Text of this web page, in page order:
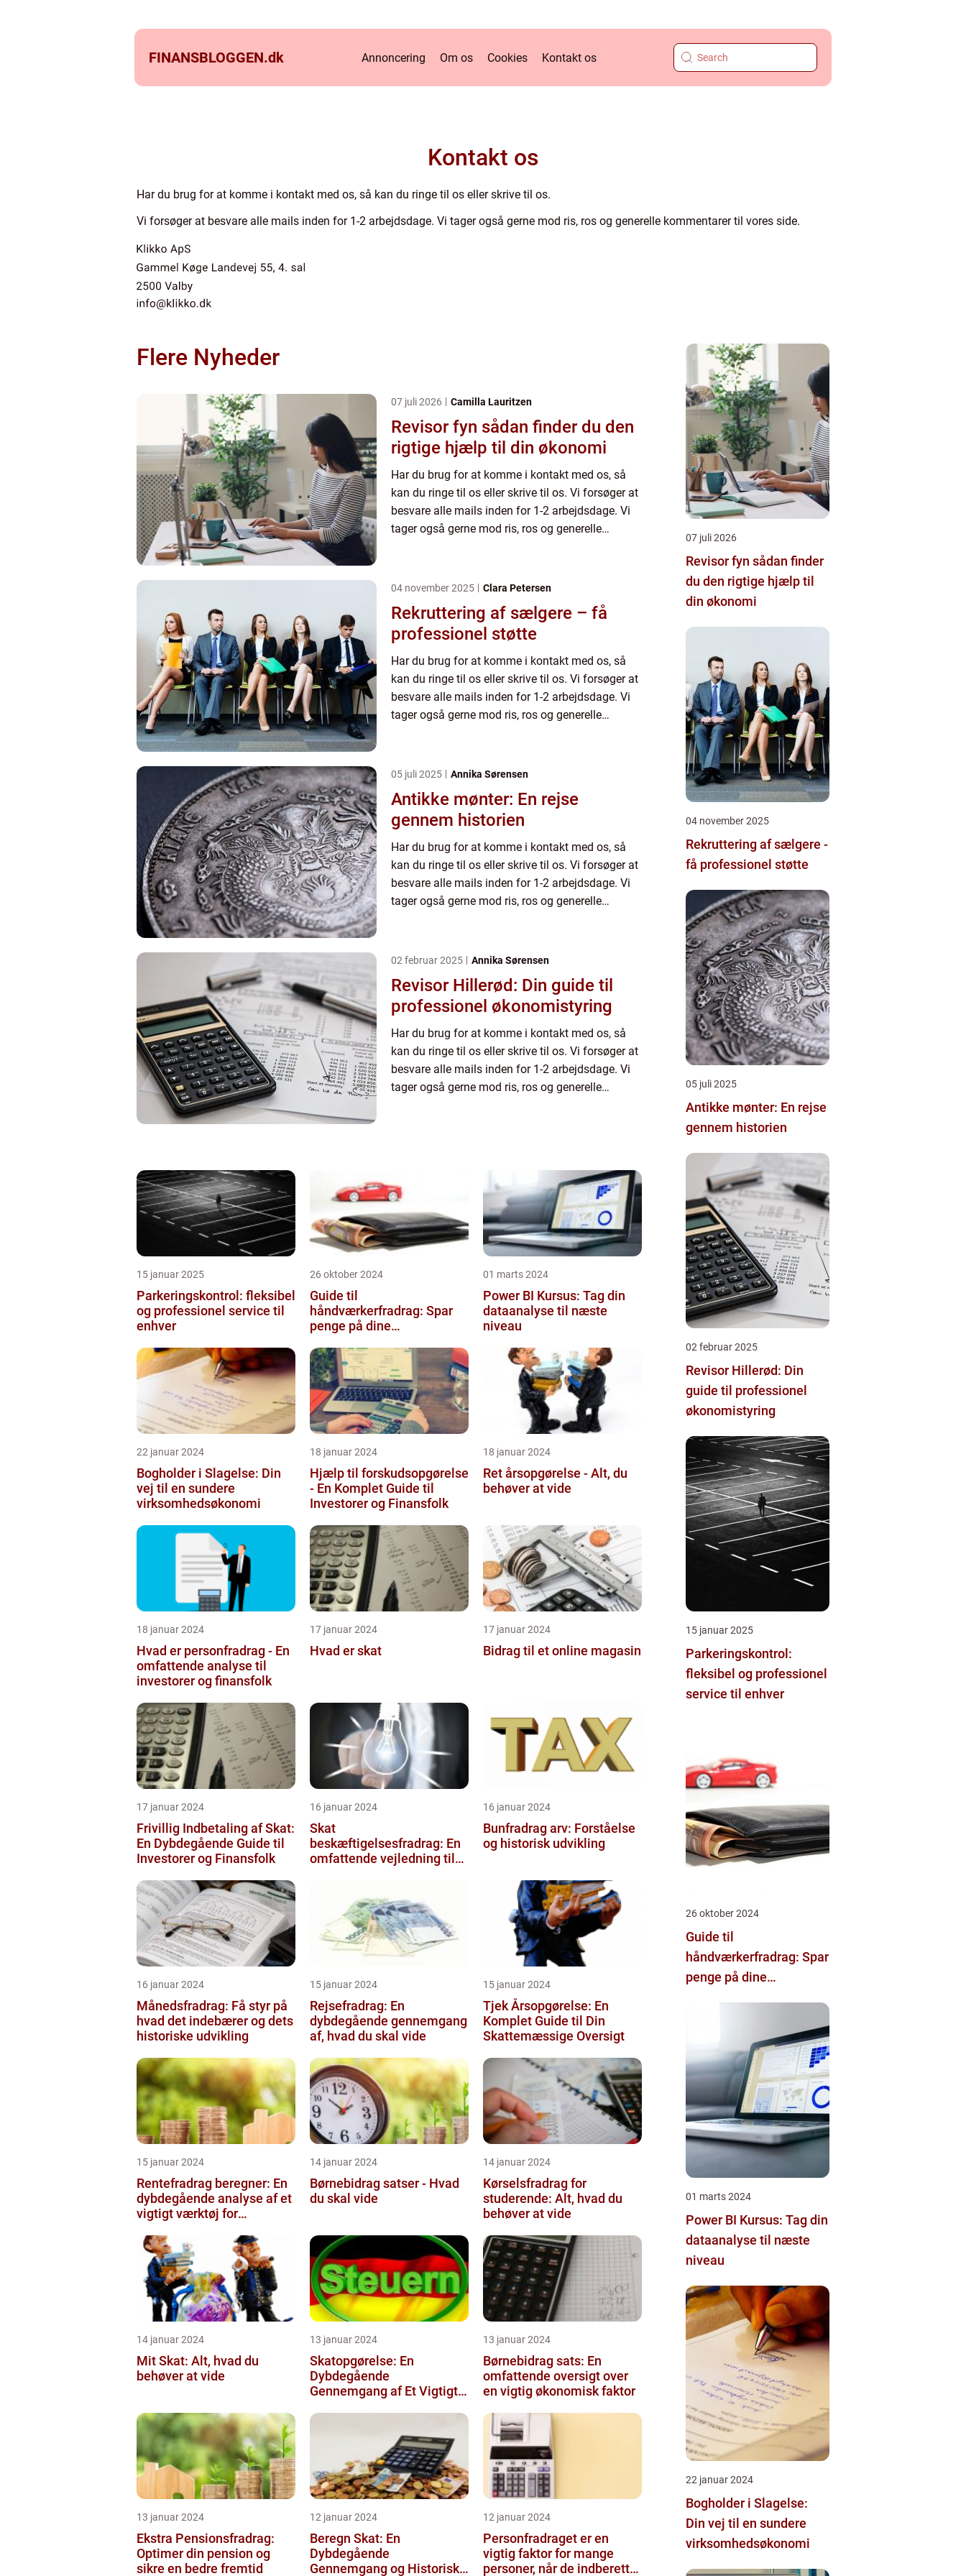
FINANSBLOGGEN.dk Annoncering Om os Cookies Kontakt os
Kontakt os
Har du brug for at komme i kontakt med os, så kan du ringe til os eller skrive til os.
Vi forsøger at besvare alle mails inden for 1-2 arbejdsdage. Vi tager også gerne mod ris, ros og generelle kommentarer til vores side.
Flere Nyheder
07 juli 2026 Camilla Lauritzen
Revisor fyn sådan finder du den
rigtige hjælp til din økonomi
Har du brug for at komme i kontakt med os, så
kan du ringe til os eller skrive til os. Vi forsøger at
besvare alle mails inden for 1-2 arbejdsdage. Vi
tager også gerne mod ris, ros og generelle
04 november 2025 Clara Petersen
Rekruttering af sælgere – få
professionel støtte
Har du brug for at komme i kontakt med os, så
kan du ringe til os eller skrive til os. Vi forsøger at
besvare alle mails inden for 1-2 arbejdsdage. Vi
tager også gerne mod ris, ros og generelle
05 juli 2025 Annika Sørensen
Antikke mønter: En rejse
gennem historien
Har du brug for at komme i kontakt med os, så
kan du ringe til os eller skrive til os. Vi forsøger at
besvare alle mails inden for 1-2 arbejdsdage. Vi
tager også gerne mod ris, ros og generelle
02 februar 2025 Annika Sørensen
Revisor Hillerød: Din guide til
professionel økonomistyring
Har du brug for at komme i kontakt med os, så
kan du ringe til os eller skrive til os. Vi forsøger at
besvare alle mails inden for 1-2 arbejdsdage. Vi
tager også gerne mod ris, ros og generelle
15 januar 2025
Parkeringskontrol: fleksibel
og professionel service til
enhver
26 oktober 2024
Guide til
håndværkerfradrag: Spar
penge på dine
01 marts 2024
Power BI Kursus: Tag din
dataanalyse til næste
niveau
22 januar 2024
Bogholder i Slagelse: Din
vej til en sundere
virksomhedsøkonomi
18 januar 2024
Hjælp til forskudsopgørelse
- En Komplet Guide til
Investorer og Finansfolk
18 januar 2024
Ret årsopgørelse - Alt, du
behøver at vide
18 januar 2024
Hvad er personfradrag - En
omfattende analyse til
investorer og finansfolk
17 januar 2024
Hvad er skat
17 januar 2024
Bidrag til et online magasin
17 januar 2024
Frivillig Indbetaling af Skat:
En Dybdegående Guide til
Investorer og Finansfolk
16 januar 2024
Skat
beskæftigelsesfradrag: En
omfattende vejledning til
16 januar 2024
Bunfradrag arv: Forståelse
og historisk udvikling
16 januar 2024
Månedsfradrag: Få styr på
hvad det indebærer og dets
historiske udvikling
15 januar 2024
Rejsefradrag: En
dybdegående gennemgang
af, hvad du skal vide
15 januar 2024
Tjek Årsopgørelse: En
Komplet Guide til Din
Skattemæssige Oversigt
15 januar 2024
Rentefradrag beregner: En
dybdegående analyse af et
vigtigt værktøj for
14 januar 2024
Børnebidrag satser - Hvad
du skal vide
14 januar 2024
Kørselsfradrag for
studerende: Alt, hvad du
behøver at vide
14 januar 2024
Mit Skat: Alt, hvad du
behøver at vide
13 januar 2024
Skatopgørelse: En
Dybdegående
Gennemgang af Et Vigtigt
Finansfolk
13 januar 2024
Børnebidrag sats: En
omfattende oversigt over
en vigtig økonomisk faktor
13 januar 2024
Ekstra Pensionsfradrag:
Optimer din pension og
sikre en bedre fremtid
12 januar 2024
Beregn Skat: En
Dybdegående
Gennemgang og Historisk
12 januar 2024
Personfradraget er en
vigtig faktor for mange
personer, når de indberetter
07 juli 2026
Revisor fyn sådan finder
du den rigtige hjælp til
din økonomi
04 november 2025
Rekruttering af sælgere -
få professionel støtte
05 juli 2025
Antikke mønter: En rejse
gennem historien
02 februar 2025
Revisor Hillerød: Din
guide til professionel
økonomistyring
15 januar 2025
Parkeringskontrol:
fleksibel og professionel
service til enhver
26 oktober 2024
Guide til
håndværkerfradrag: Spar
penge på dine
01 marts 2024
Power BI Kursus: Tag din
dataanalyse til næste
niveau
22 januar 2024
Bogholder i Slagelse:
Din vej til en sundere
virksomhedsøkonomi